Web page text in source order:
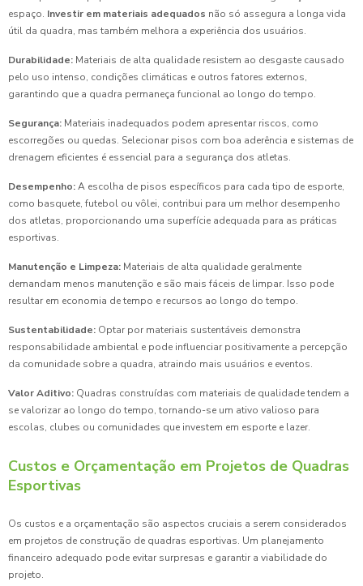
espaço. Investir em materiais adequados não só assegura a longa vida
útil da quadra, mas também melhora a experiência dos usuários.
Durabilidade: Materiais de alta qualidade resistem ao desgaste causado
pelo uso intenso, condições climáticas e outros fatores externos,
garantindo que a quadra permaneça funcional ao longo do tempo.
Segurança: Materiais inadequados podem apresentar riscos, como
escorregões ou quedas. Selecionar pisos com boa aderência e sistemas de
drenagem eficientes é essencial para a segurança dos atletas.
Desempenho:A escolha de pisos específicos para cada tipo de esporte,
como basquete, futebol ou vôlei, contribui para um melhor desempenho
dos atletas, proporcionando uma superfície adequada para as práticas
esportivas.
Manutenção e Limpeza: Materiais de alta qualidade geralmente
demandam menos manutenção e são mais fáceis de limpar. Isso pode
resultar em economia de tempo e recursos ao longo do tempo.
Sustentabilidade: Optar por materiais sustentáveis demonstra
responsabilidade ambiental e pode influenciar positivamente a percepção
da comunidade sobre a quadra, atraindo mais usuários e eventos.
Valor Aditivo: Quadras construídas com materiais de qualidade tendem a
se valorizar ao longo do tempo, tornando-se um ativo valioso para
escolas, clubes ou comunidades que investem em esporte e lazer.
Custos e Orçamentação em Projetos de Quadras
Esportivas
Os custos e a orçamentação são aspectos cruciais a serem considerados
em projetos de construção de quadras esportivas. Um planejamento
financeiro adequado pode evitar surpresas e garantir a viabilidade do
projeto.